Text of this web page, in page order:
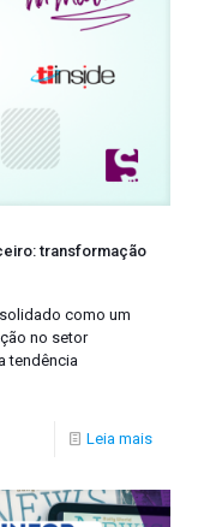
transformação
como um
no setor
tendência
Leia mais